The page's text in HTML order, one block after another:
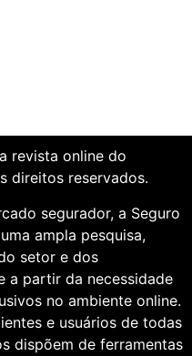
revista online do
direitos reservados.
segurador, a Seguro
ampla pesquisa,
setor e dos
a partir da necessidade
no ambiente online.
e usuários de todas
dispõem de ferramentas